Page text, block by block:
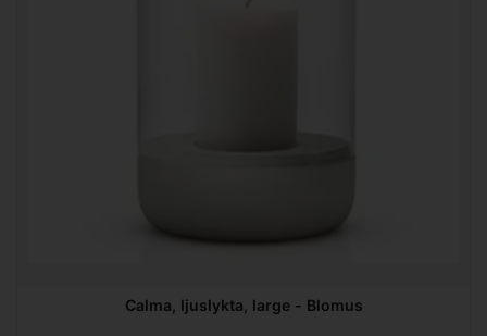
Calma, ljuslykta, large - Blomus